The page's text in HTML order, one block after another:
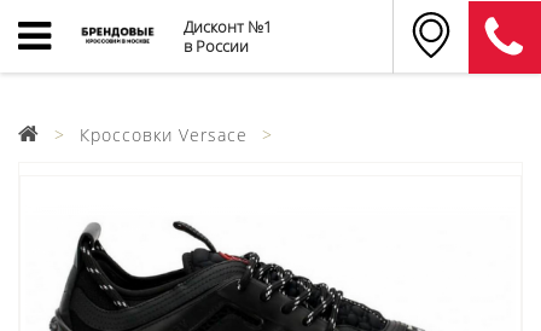
Дисконт №1
в России
Кроссовки Versace